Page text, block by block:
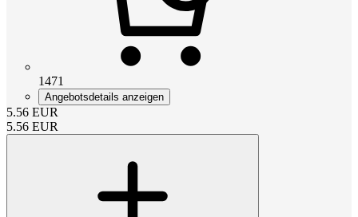
1471
Angebotsdetails anzeigen
5.56 EUR
5.56 EUR